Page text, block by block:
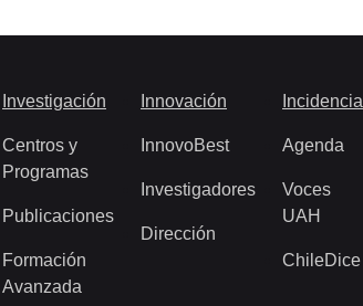
Investigación
Centros y
Programas
Publicaciones
Formación
Avanzada
Innovación
InnovoBest
Investigadores
Dirección
Incidencia
Agenda
Voces
UAH
ChileDice